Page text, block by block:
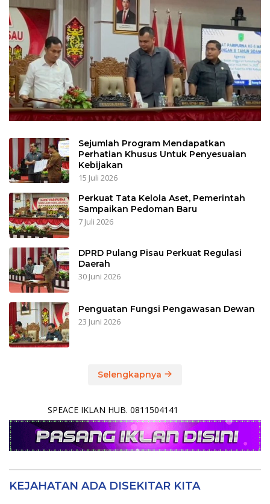
Sejumlah Program Mendapatkan
Perhatian Khusus Untuk Penyesuaian
Kebijakan
15 Juli 2026
Perkuat Tata Kelola Aset, Pemerintah
Sampaikan Pedoman Baru
7 Juli 2026
DPRD Pulang Pisau Perkuat Regulasi
Daerah
30 Juni 2026
Penguatan Fungsi Pengawasan Dewan
23 Juni 2026
Selengkapnya
SPEACE IKLAN HUB. 0811504141
KEJAHATAN ADA DISEKITAR KITA